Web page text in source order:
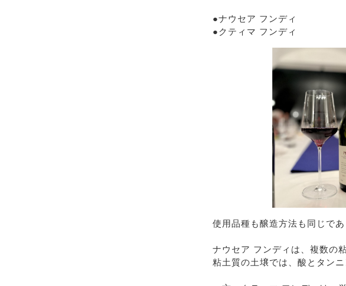
●ナウセア フンディ
●クティマ フンディ
使用品種も醸造方法も同じで
ナウセア フンディは、複数の
粘土質の土壌では、酸とタン